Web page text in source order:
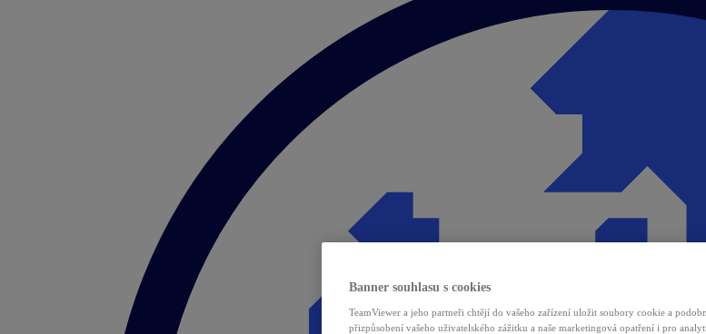
Banner souhlasu s cookies
TeamViewer a jeho partneři chtějí do vašeho zařízení uložit soubory cookie a
přizpůsobení vašeho uživatelského zážitku a naše marketingová opatření i pro